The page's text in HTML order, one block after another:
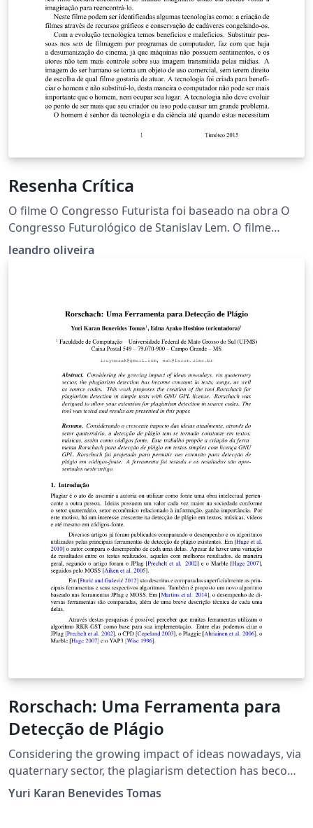
Resenha Crítica
O filme O Congresso Futurista foi baseado na obra O
Congresso Futurológico de Stanislav Lem. O filme
possue partes em live-action e outras em animação. Ele
com- putador. Anos depois ela retorna ao estúdio para
participar de um congresso e renovar a assinatura do
contrato. E neste congresso ela se depara com a atual
situação cinematográfica.
leandro oliveira
Rorschach: Uma Ferramenta para
Detecção de Plágio
Considering the growing impact of ideas nowadays, via
quaternary sector, the plagiarism detection has become
constant in texts, songs, as well as source codes. This
Yuri Karan Benevides Tomas